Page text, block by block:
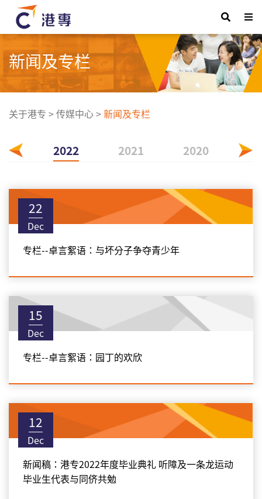
新闻及专栏
关于港专 >传媒中心>新闻及专栏
2022 2021 2020
22
Dec
专栏--卓言絮语：与坏分子争夺青少年
15
Dec
专栏--卓言絮语：园丁的欢欣
12
Dec
新闻稿：港专2022年度毕业典礼 听障及一条龙运动
毕业生代表与同侪共勉